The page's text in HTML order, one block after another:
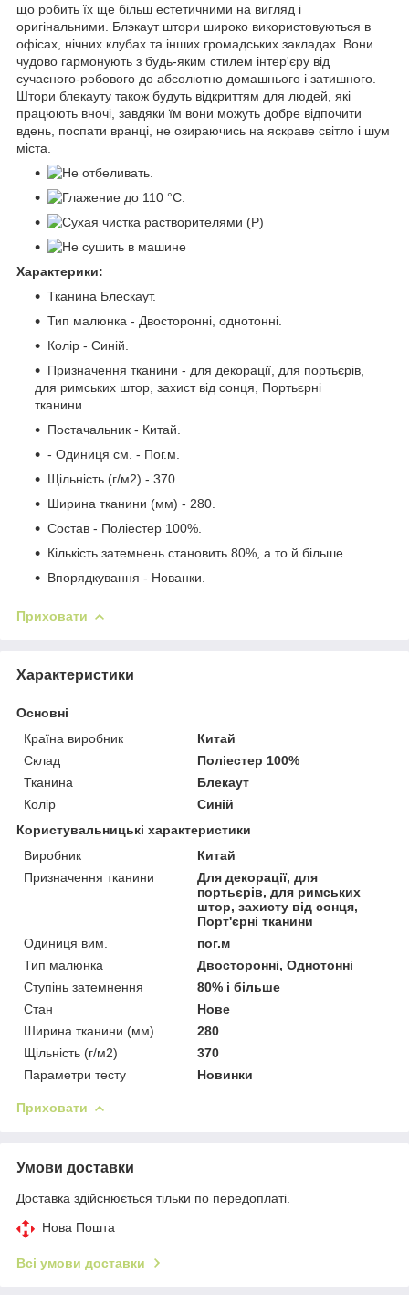
що робить їх ще більш естетичними на вигляд і
оригінальними. Блэкaут штори широко використовуються в
офісах, нічних клубах та інших громадських закладах. Вони
чудово гармонують з будь-яким стилем інтер'єру від
сучасного-робового до абсолютно домашнього і затишного.
Штори блекауту також будуть відкриттям для людей, які
працюють вночі, завдяки їм вони можуть добре відпочити
вдень, поспати вранці, не озираючись на яскраве світло і шум
міста.
Характерики:
Тканина Блескаут.
Тип малюнка - Двосторонні, однотонні.
Колір - Синій.
Призначення тканини - для декорації, для портьєрів,
для римських штор, захист від сонця, Портьєрні
тканини.
Постачальник - Китай.
- Одиниця см. - Пог.м.
Щільність (г/м2) - 370.
Ширина тканини (мм) - 280.
Состав - Поліестер 100%.
Кількість затемнень становить 80%, а то й більше.
Впорядкування - Нованки.
Приховати
Характеристики
Основні
Країна виробник
Китай
Склад
Поліестер 100%
Тканина
Блекаут
Колір
Синій
Користувальницькі характеристики
Виробник
Китай
Призначення тканини
Для декорації, для
портьєрів, для римських
штор, захисту від сонця,
Порт'єрні тканини
Одиниця вим.
пог.м
Тип малюнка
Двосторонні, Однотонні
Ступінь затемнення
80% і більше
Стан
Нове
Ширина тканини (мм)
280
Щільність (г/м2)
370
Параметри тесту
Новинки
Приховати
Умови доставки
Доставка здійснюється тільки по передоплаті.
Нова Пошта
Всі умови доставки